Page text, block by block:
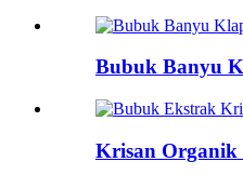
Bubuk Banyu
Krisan Organik